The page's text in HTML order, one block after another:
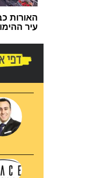
האורות
עיר